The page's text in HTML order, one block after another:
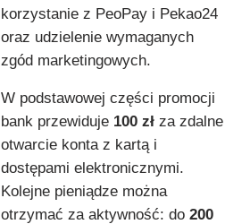
korzystanie z PeoPay i Pekao24
oraz udzielenie wymaganych
zgód marketingowych.
W podstawowej części promocji
bank przewiduje 100 zł za zdalne
otwarcie konta z kartą i
dostępami elektronicznymi.
Kolejne pieniądze można
otrzymać za aktywność: do 200